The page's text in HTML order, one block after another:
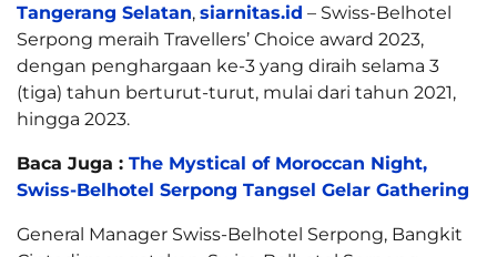
Tangerang Selatan, siarnitas.id – Swiss-Belhotel
Serpong meraih Travellers’ Choice award 2023,
dengan penghargaan ke-3 yang diraih selama 3
(tiga) tahun berturut-turut, mulai dari tahun 2021,
hingga 2023.
Baca Juga : The Mystical of Moroccan Night,
Swiss-Belhotel Serpong Tangsel Gelar Gathering
General Manager Swiss-Belhotel Serpong, Bangkit